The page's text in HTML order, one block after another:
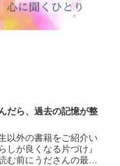
だら、過去の記憶が整
以外の書籍をご紹介い
しが良くなる片づけ』
む前にうださんの最近